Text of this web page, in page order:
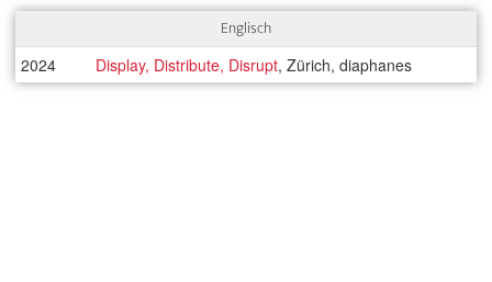
Englisch
2024 Display, Distribute, Disrupt, Zürich, diaphanes